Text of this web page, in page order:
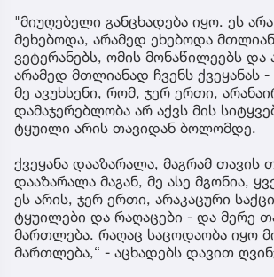
"მიუღებელი განცხადება იყო. ეს
მეხებოდა, არამედ ეხებოდა
ვეტერანებს, ომის მონაწილეებს და
არამედ მთლიანად ჩვენს ქვეყანას
მე ავუხსენი, რომ, ჯერ ერთი,
დამაჯერებლობა არ აქვს მის
ტყუილი არის თავიდან ბოლომდე.
ქვეყანა დააზარალა, მაგრამ თავის
დააზარალა მაგან, მე ასე მგონია,
ეს არის, ჯერ ერთი, არაკაცური
ტყუილები და რაღაცები - და მერე
მართლება. რაღაც საცოდაობა იყო
მართლება,“ - აცხადებს დავით